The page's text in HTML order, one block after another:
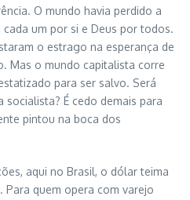
O mundo havia perdido a
um por si e Deus por todos.
o estrago na esperança de
Mas o mundo capitalista corre
para ser salvo. Será
socialista? É cedo demais para
pintou na boca dos
aqui no Brasil, o dólar teima
quem opera com varejo